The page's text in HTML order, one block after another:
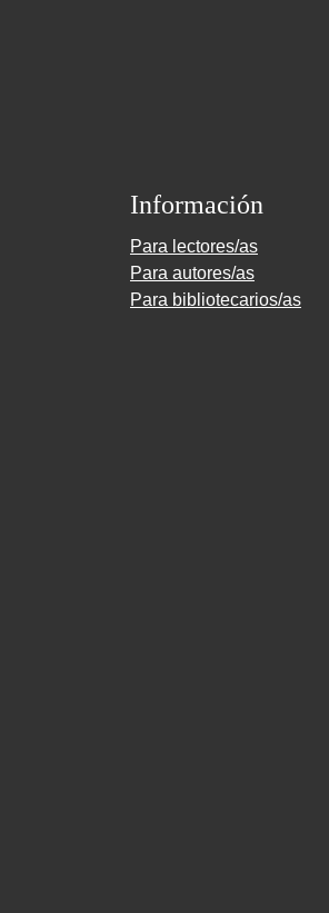
Información
Para lectores/as
Para autores/as
Para bibliotecarios/as